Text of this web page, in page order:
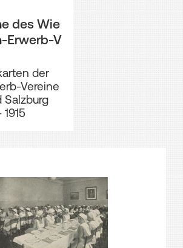
des Wie
Erwerb-V
der
Vereine
Salzburg